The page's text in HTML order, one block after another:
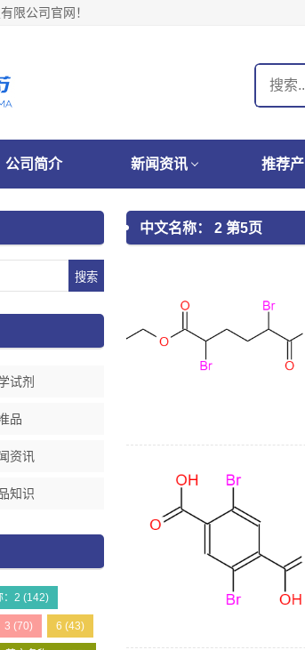
限公司官网！
公司简介 新闻资讯 推荐
试剂
品
资讯
知识
：2 (142)
3 (70) 6 (43)
中文名称： 2 第5页